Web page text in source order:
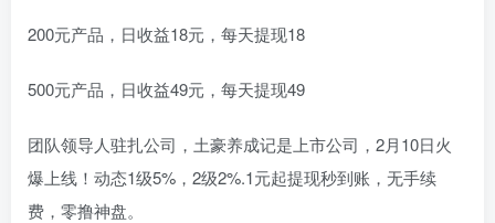
200元产品，日收益18元，每天提现18
500元产品，日收益49元，每天提现49
团队领导人驻扎公司，土豪养成记是上市公司，2月10日火
爆上线！动态1级5%，2级2%.1元起提现秒到账，无手续
费，零撸神盘。